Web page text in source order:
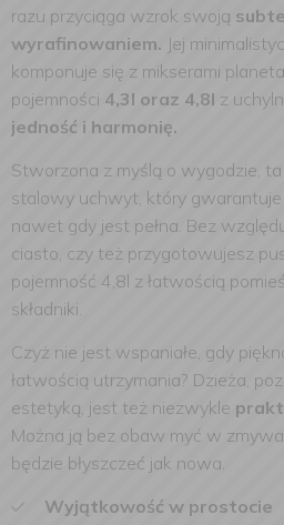
razu przyciąga wzrok swoją
wyrafinowaniem. Jej
komponuje się z mikserami
pojemności 4,3l oraz 4,8l z
jedność i harmonię.
Stworzona z myślą o wygodzie,
stalowy uchwyt, który gwarantuje
nawet gdy jest pełna. Bez
ciasto, czy też przygotowujesz
pojemność 4,8l z łatwością
składniki.
Czyż nie jest wspaniałe, gdy
łatwością utrzymania? Dzieża,
estetyką, jest też niezwykle
Można ją bez obaw myć w
będzie błyszczeć jak nowa.
Wyjątkowość w prostocie